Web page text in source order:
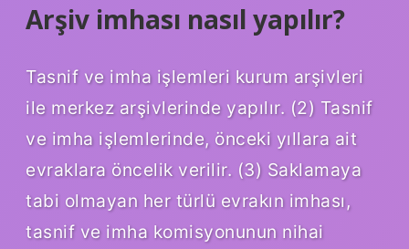
Arşiv imhası nasıl yapılır?
Tasnif ve imha işlemleri kurum arşivleri
ile merkez arşivlerinde yapılır. (2) Tasnif
ve imha işlemlerinde, önceki yıllara ait
evraklara öncelik verilir. (3) Saklamaya
tabi olmayan her türlü evrakın imhası,
tasnif ve imha komisyonunun nihai